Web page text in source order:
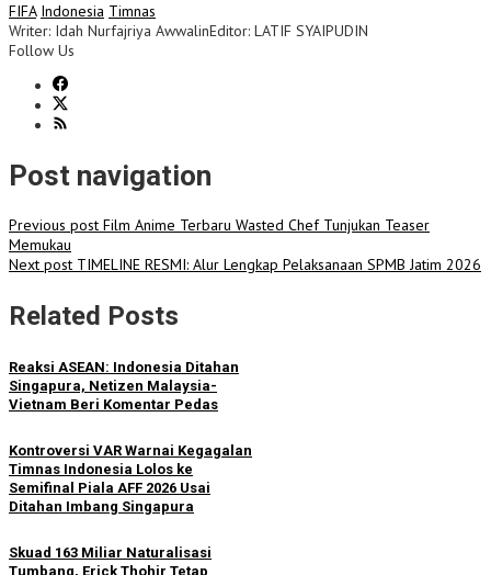
FIFA Indonesia Timnas
Writer: Idah Nurfajriya AwwalinEditor: LATIF SYAIPUDIN
Follow Us
Post navigation
Previous post Film Anime Terbaru Wasted Chef Tunjukan Teaser
Memukau
Next post TIMELINE RESMI: Alur Lengkap Pelaksanaan SPMB Jatim 2026
Related Posts
Reaksi ASEAN: Indonesia Ditahan
Singapura, Netizen Malaysia-
Vietnam Beri Komentar Pedas
Kontroversi VAR Warnai Kegagalan
Timnas Indonesia Lolos ke
Semifinal Piala AFF 2026 Usai
Ditahan Imbang Singapura
Skuad 163 Miliar Naturalisasi
Tumbang, Erick Thohir Tetap